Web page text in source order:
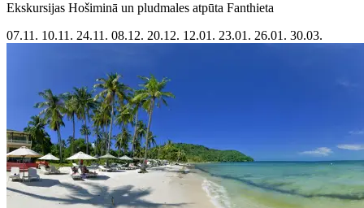
Ekskursijas Hošiminā un pludmales atpūta Fanthieta
07.11. 10.11. 24.11. 08.12. 20.12. 12.01. 23.01. 26.01. 30.03.